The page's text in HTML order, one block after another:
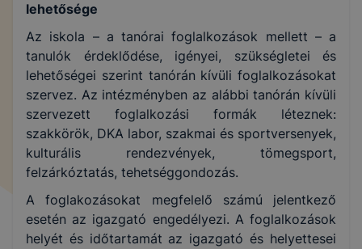
lehetősége
Az iskola – a tanórai foglalkozások mellett – a
tanulók érdeklődése, igényei, szükségletei és
lehetőségei szerint tanórán kívüli foglalkozásokat
szervez. Az intézményben az alábbi tanórán kívüli
szervezett foglalkozási formák léteznek:
szakkörök, DKA labor, szakmai és sportversenyek,
kulturális rendezvények, tömegsport,
felzárkóztatás, tehetséggondozás.
A foglakozásokat megfelelő számú jelentkező
esetén az igazgató engedélyezi. A foglalkozások
helyét és időtartamát az igazgató és helyettesei